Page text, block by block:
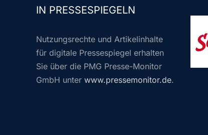
IN PRESSESPIEGELN
Nutzungsrechte und Artikelinhalte
für digitale Pressespiegel erhalten
Sie über die PMG Presse-Monitor
GmbH unter www.pressemonitor.de.